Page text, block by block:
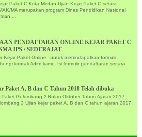
Paket C Kota Medan Ujian Kejar Paket C setara
MA merupakan program Dinas Pendidikan Nasional
...
PENDAFTARAN ONLINE KEJAR PAKET C
IPS / SEDERAJAT
Kejar Paket Online untuk memndapatkan formulir,
kontak Adim kami. Isi formulir pendaftaran secara
Paket A, B dan C Tahun 2018 Telah dibuka
Paket Gelombang 2 Bulan Oktober Tahun Ajaran 2017
2 Ujian kejar paket A, B dan C tahun ajaran 2017